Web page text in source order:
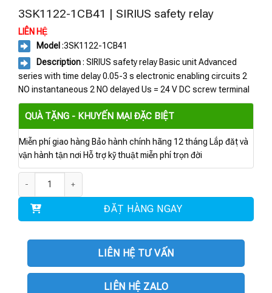
3SK1122-1CB41 | SIRIUS safety relay
LIÊN HỆ
Model :3SK1122-1CB41
Description: SIRIUS safety relay Basic unit Advanced
series with time delay 0.05-3 s electronic enabling circuits 2
NO instantaneous 2 NO delayed Us = 24 V DC screw terminal
QUÀ TẶNG - KHUYẾN MẠI ĐẶC BIỆT
Miễn phí giao hàng Bảo hành chính hãng 12 tháng Lắp đặt và
vận hành tận nơi Hỗ trợ kỹ thuật miễn phí trọn đời
ĐẶT HÀNG NGAY
LIÊN HỆ TƯ VẤN
LIÊN HỆ ZALO